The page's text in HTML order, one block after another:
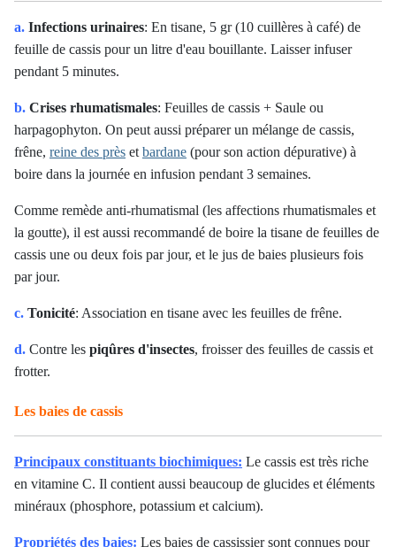
a. Infections urinaires: En tisane, 5 gr (10 cuillères à café) de
feuille de cassis pour un litre d'eau bouillante. Laisser infuser
pendant 5 minutes.
b. Crises rhumatismales: Feuilles de cassis + Saule ou
harpagophyton. On peut aussi préparer un mélange de cassis,
frêne, reine des près et bardane (pour son action dépurative) à
boire dans la journée en infusion pendant 3 semaines.
Comme remède anti-rhumatismal (les affections rhumatismales et
la goutte), il est aussi recommandé de boire la tisane de feuilles de
cassis une ou deux fois par jour, et le jus de baies plusieurs fois
par jour.
c. Tonicité: Association en tisane avec les feuilles de frêne.
d. Contre les piqûres d'insectes, froisser des feuilles de cassis et
frotter.
Les baies de cassis
Principaux constituants biochimiques: Le cassis est très riche
en vitamine C. Il contient aussi beaucoup de glucides et éléments
minéraux (phosphore, potassium et calcium).
Propriétés des baies: Les baies de cassissier sont connues pour